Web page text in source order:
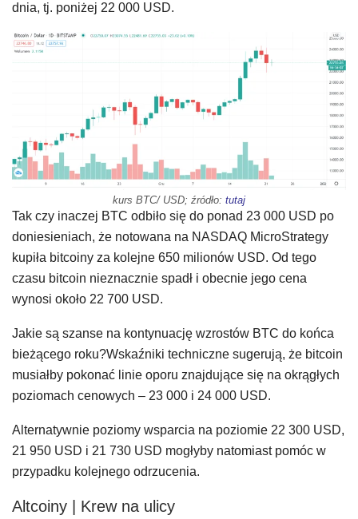
dnia, tj. poniżej 22 000 USD.
kurs BTC/ USD; źródło: tutaj
Tak czy inaczej BTC odbiło się do ponad 23 000 USD po
doniesieniach, że notowana na NASDAQ MicroStrategy
kupiła bitcoiny za kolejne 650 milionów USD. Od tego
czasu bitcoin nieznacznie spadł i obecnie jego cena
wynosi około 22 700 USD.
Jakie są szanse na kontynuację wzrostów BTC do końca
bieżącego roku?Wskaźniki techniczne sugerują, że bitcoin
musiałby pokonać linie oporu znajdujące się na okrągłych
poziomach cenowych – 23 000 i 24 000 USD.
Alternatywnie poziomy wsparcia na poziomie 22 300 USD,
21 950 USD i 21 730 USD mogłyby natomiast pomóc w
przypadku kolejnego odrzucenia.
Altcoiny | Krew na ulicy